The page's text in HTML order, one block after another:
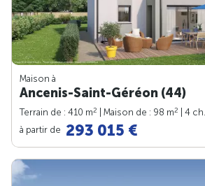
Maison à
Ancenis-Saint-Géréon (44)
Terrain de : 410 m2 | Maison de : 98 m2
| 4 ch.
à partir de 293 015 €